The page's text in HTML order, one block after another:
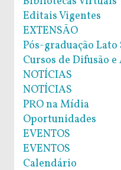
Editais Vigentes
EXTENSÃO
Pós-graduação Lato
Cursos de Difusão
NOTÍCIAS
NOTÍCIAS
PRO na Mídia
Oportunidades
EVENTOS
EVENTOS
Calendário